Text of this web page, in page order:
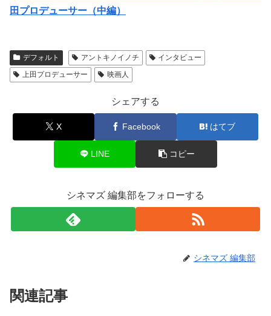
田プロデューサー（中編）
デフォルト アントキノイノチ
インタビュー
上田プロデューサー
映画人
シェアする
X Facebook はてブ
LINE コピー
シネマズ 編集部をフォローする
シネマズ 編集部
関連記事